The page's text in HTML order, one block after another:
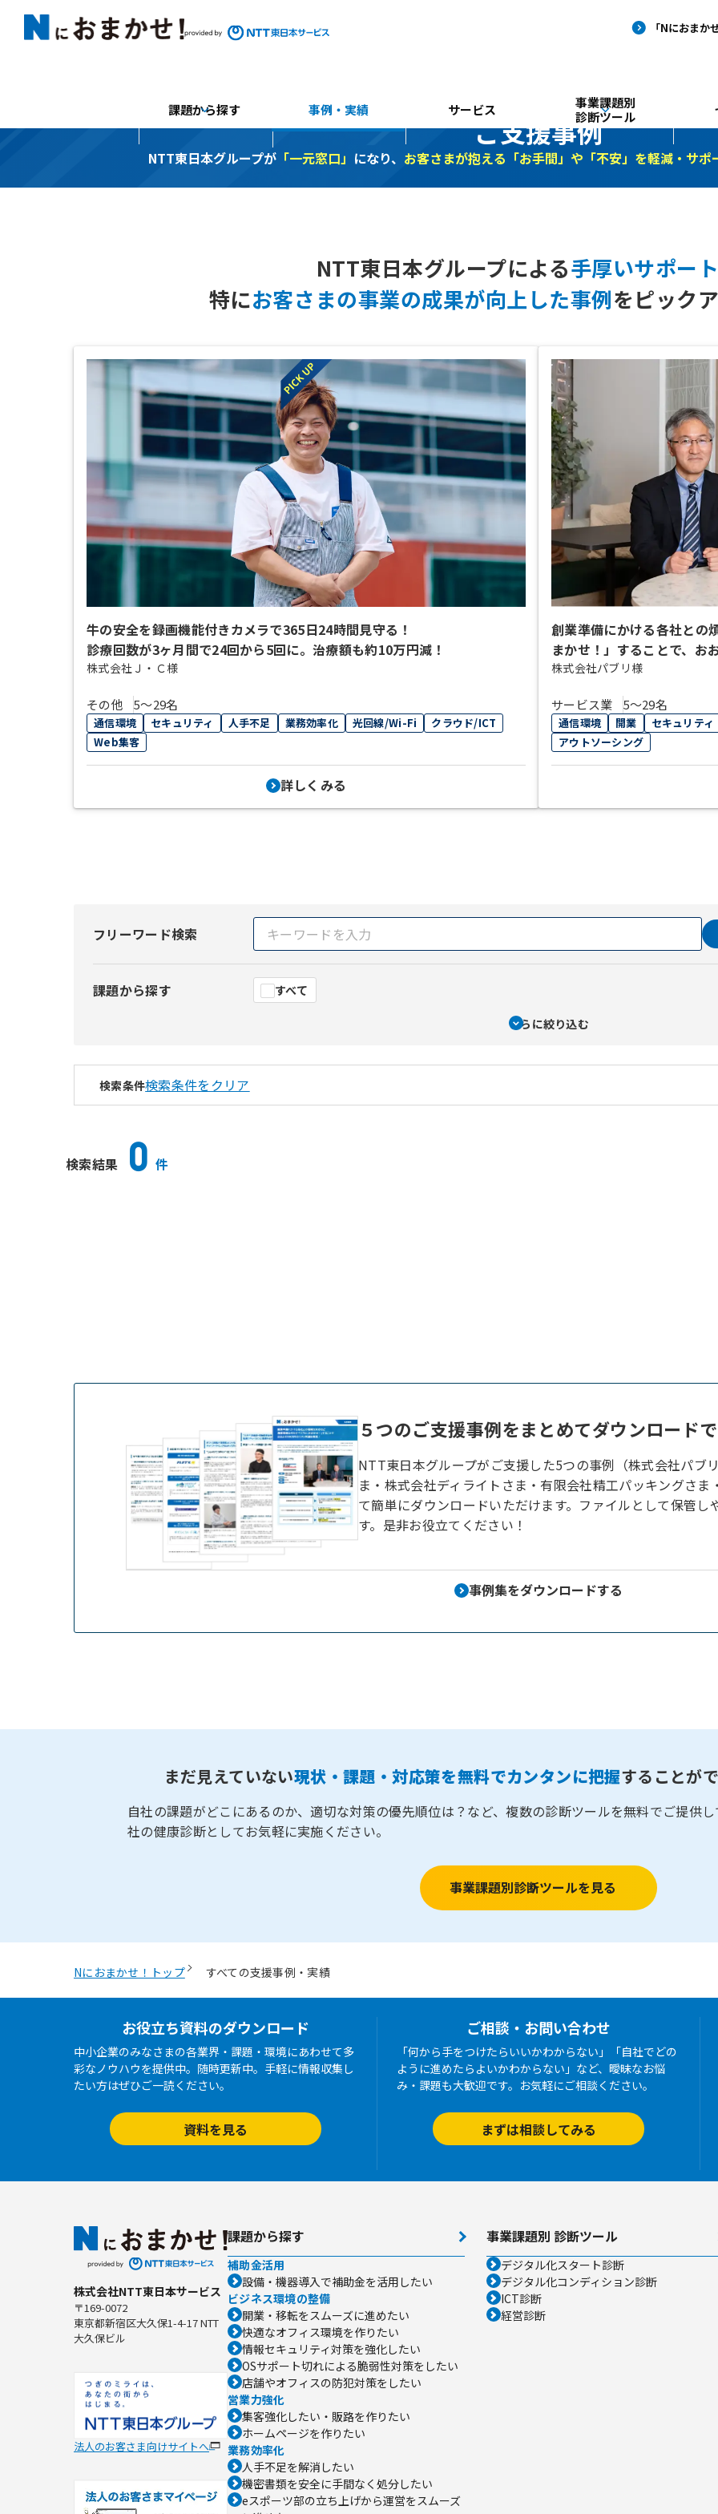
課題から探す 事例・実績 サービス
事業課題別
診断ツール
ご支援事例
NTT東日本グループが「一元窓口」 になり、 お客さまが抱える「お手間」や「不安」を軽減・サポ
NTT東日本グループによる手厚いサポー
特にお客さまの事業の成果が向上した事例をピック
牛の安全を録画機能付きカメラで365日24時間見守る！
診療回数が3ヶ月間で24回から5回に。治療額も約10万円減！
株式会社Ｊ・Ｃ様
その他 5〜29名
通信環境 セキュリティ 人手不足 業務効率化 光回線/Wi-Fi
クラウド/ICT
Web集客
詳しくみる
創業準備にかける各社との
まかせ！」することで、お
株式会社パブリ様
サービス業 5〜29名
通信環境 開業
セキュリティ
アウトソーシング
フリーワード検索
課題から探す すべて
さらに絞り込む
検索条件検索条件をクリア
検索結果 0 件
５つのご支援事例をまとめてダウンロード
NTT東日本グループがご支援した5つの事例（株式会社パブ
ま・株式会社ディライトさま・有限会社精工パッキングさ
て簡単にダウンロードいただけます。ファイルとして保管
す。是非お役立てください！
事例集をダウンロードする
まだ見えていない現状・課題・対応策を無料でカンタンに把握することが
自社の課題がどこにあるのか、適切な対策の優先順位は？など、複数の診断ツールを無料でご提供
社の健康診断としてお気軽に実施ください。
事業課題別診断ツールを見る
お役立ち資料のダウンロード
中小企業のみなさまの各業界・課題・環境にあわせて多
彩なノウハウを提供中。随時更新中。手軽に情報収集し
たい方はぜひご一読ください。
資料を見る
ご相談・お問い合わせ
「何から手をつけたらいいかわからない」「自社でどの
ように進めたらよいかわからない」など、曖昧なお悩
み・課題も大歓迎です。お気軽にご相談ください。
まずは相談してみる
株式会社NTT東日本サービス
〒169-0072
東京都新宿区大久保1-4-17 NTT
大久保ビル
法人のお客さま向けサイトへ
課題から探す
補助金活用
設備・機器導入で補助金を活用したい
ビジネス環境の整備
開業・移転をスムーズに進めたい
快適なオフィス環境を作りたい
情報セキュリティ対策を強化したい
OSサポート切れによる脆弱性対策をしたい
店舗やオフィスの防犯対策をしたい
営業力強化
集客強化したい・販路を作りたい
ホームページを作りたい
業務効率化
人手不足を解消したい
機密書類を安全に手間なく処分したい
eスポーツ部の立ち上げから運営をスムーズ
事業課題別 診断ツール
デジタル化スタート診断
デジタル化コンディション診断
ICT診断
経営診断